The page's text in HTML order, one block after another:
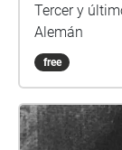
Tercer y
Alemán
free